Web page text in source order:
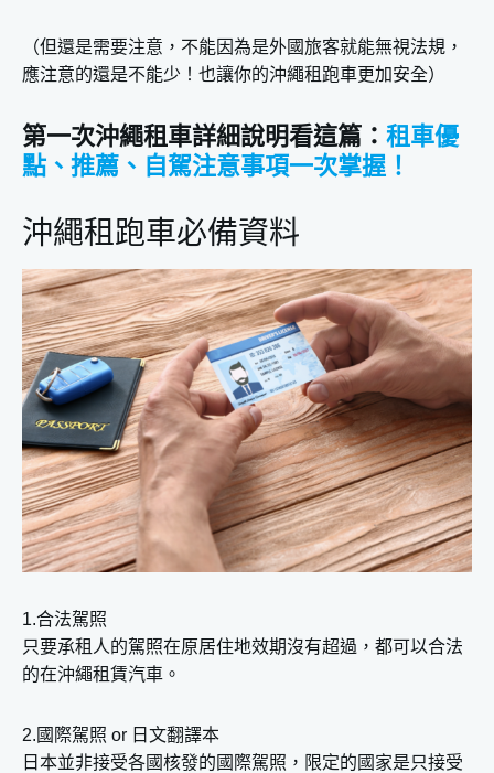
（但還是需要注意，不能因為是外國旅客就能無視法規，
應注意的還是不能少！也讓你的沖繩租跑車更加安全）
第一次沖繩租車詳細說明看這篇： 租車優
點、推薦、自駕注意事項一次掌握！
沖繩租跑車必備資料
1.合法駕照
只要承租人的駕照在原居住地效期沒有超過，都可以合法
的在沖繩租賃汽車。
2.國際駕照 or 日文翻譯本
日本並非接受各國核發的國際駕照，限定的國家是只接受